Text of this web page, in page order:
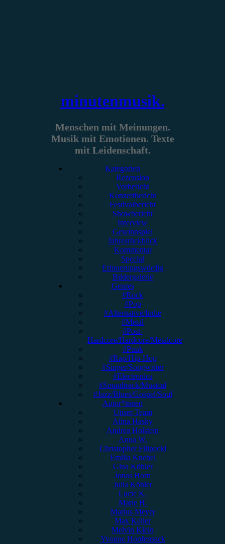
minutenmusik.
Menschen mit Meinungen.
Musik mit Emotionen. Texte
mit Leidenschaft.
Kategorien
Rezension
Vorbericht
Konzertbericht
Festivalbericht
Showbericht
Interview
Gewinnspiel
Jahresrückblick
Kommentar
Special
Erinnerungswürdig
Bildergalerie
Genres
#Rock
#Pop
#Alternative/Indie
#Metal
#Post-
Hardcore/Hardcore/Metalcore
#Punk
#Rap/Hip-Hop
#Singer/Songwriter
#Electronica
#Soundtrack/Musical
#Jazz/Blues/Gospel/Soul
Autor*innen
Unser Team
Alina Hasky
Andrea Holstein
Anna W.
Christopher Filipecki
Emilia Knebel
Gina Köhler
Jonas Horn
Julia Köhler
Lucie K.
Marie H.
Marius Meyer
Max Keller
Melvin Klein
Yvonne Hopfensack